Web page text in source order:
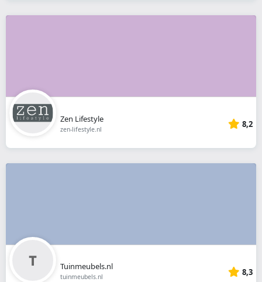
Zen Lifestyle
zen-lifestyle.nl 8,2
Tuinmeubels.nl
tuinmeubels.nl 8,3